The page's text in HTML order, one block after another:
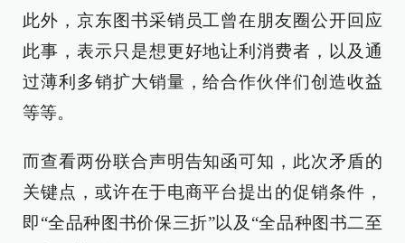
此外，京东图书采销员工曾在朋友圈公开回应
此事，表示只是想更好地让利消费者，以及通
过薄利多销扩大销量，给合作伙伴们创造收益
等等。
而查看两份联合声明告知函可知，此次矛盾的
关键点，或许在于电商平台提出的促销条件，
即“全品种图书价保三折”以及“全品种图书二至